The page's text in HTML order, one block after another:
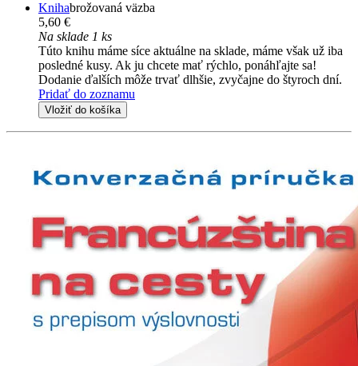
Knihabrožovaná väzba
5,60 €
Na sklade 1 ks
Túto knihu máme síce aktuálne na sklade, máme však už iba
posledné kusy. Ak ju chcete mať rýchlo, ponáhľajte sa!
Dodanie ďalších môže trvať dlhšie, zvyčajne do štyroch dní.
Pridať do zoznamu
Vložiť do košíka